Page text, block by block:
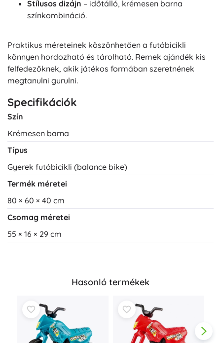
Stílusos dizájn – időtálló, krémesen barna
színkombináció.
Praktikus méreteinek köszönhetően a futóbicikli
könnyen hordozható és tárolható. Remek ajándék kis
felfedezőknek, akik játékos formában szeretnének
megtanulni gurulni.
Specifikációk
Szín
Krémesen barna
Típus
Gyerek futóbicikli (balance bike)
Termék méretei
80 × 60 × 40 cm
Csomag méretei
55 × 16 × 29 cm
Hasonló termékek